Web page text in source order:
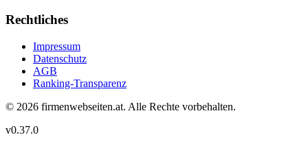
Rechtliches
Impressum
Datenschutz
AGB
Ranking-Transparenz
© 2026 firmenwebseiten.at. Alle Rechte vorbehalten.
v0.37.0